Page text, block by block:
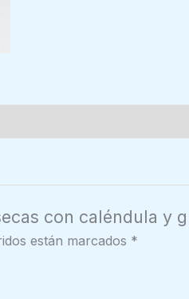
con caléndula y
están marcados *